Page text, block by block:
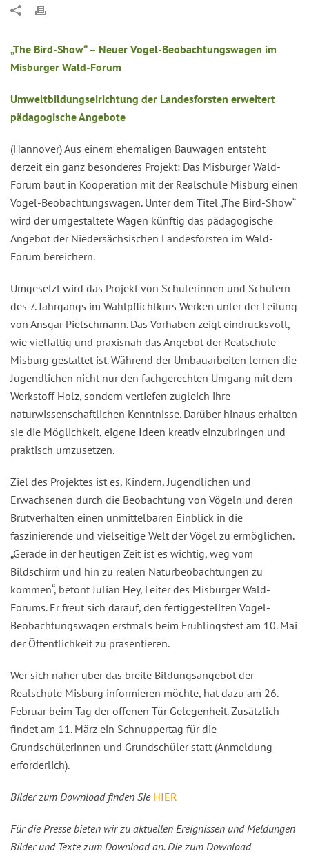
„The Bird-Show“ – Neuer Vogel-Beobachtungswagen im
Misburger Wald-Forum
Umweltbildungseirichtung der Landesforsten erweitert
pädagogische Angebote
(Hannover) Aus einem ehemaligen Bauwagen entsteht
derzeit ein ganz besonderes Projekt: Das Misburger Wald-
Forum baut in Kooperation mit der Realschule Misburg einen
Vogel-Beobachtungswagen. Unter dem Titel „The Bird-Show“
wird der umgestaltete Wagen künftig das pädagogische
Angebot der Niedersächsischen Landesforsten im Wald-
Forum bereichern.
Umgesetzt wird das Projekt von Schülerinnen und Schülern
des 7. Jahrgangs im Wahlpflichtkurs Werken unter der Leitung
von Ansgar Pietschmann. Das Vorhaben zeigt eindrucksvoll,
wie vielfältig und praxisnah das Angebot der Realschule
Misburg gestaltet ist. Während der Umbauarbeiten lernen die
Jugendlichen nicht nur den fachgerechten Umgang mit dem
Werkstoff Holz, sondern vertiefen zugleich ihre
naturwissenschaftlichen Kenntnisse. Darüber hinaus erhalten
sie die Möglichkeit, eigene Ideen kreativ einzubringen und
praktisch umzusetzen.
Ziel des Projektes ist es, Kindern, Jugendlichen und
Erwachsenen durch die Beobachtung von Vögeln und deren
Brutverhalten einen unmittelbaren Einblick in die
faszinierende und vielseitige Welt der Vögel zu ermöglichen.
„Gerade in der heutigen Zeit ist es wichtig, weg vom
Bildschirm und hin zu realen Naturbeobachtungen zu
kommen“, betont Julian Hey, Leiter des Misburger Wald-
Forums. Er freut sich darauf, den fertiggestellten Vogel-
Beobachtungswagen erstmals beim Frühlingsfest am 10. Mai
der Öffentlichkeit zu präsentieren.
Wer sich näher über das breite Bildungsangebot der
Realschule Misburg informieren möchte, hat dazu am 26.
Februar beim Tag der offenen Tür Gelegenheit. Zusätzlich
findet am 11. März ein Schnuppertag für die
Grundschülerinnen und Grundschüler statt (Anmeldung
erforderlich).
Bilder zum Download finden Sie HIER
Für die Presse bieten wir zu aktuellen Ereignissen und Meldungen
Bilder und Texte zum Download an. Die zum Download